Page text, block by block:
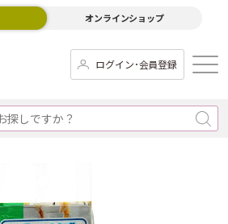
オンラインショップ
ログイン･会員登録